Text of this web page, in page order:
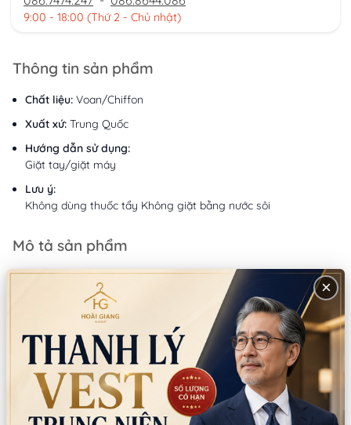
9:00 - 18:00 (Thứ 2 - Chủ nhật)
Thông tin sản phẩm
Chất liệu: Voan/Chiffon
Xuất xứ: Trung Quốc
Hướng dẫn sử dụng:
Giặt tay/giặt máy
Lưu ý:
Không dùng thuốc tẩy Không giặt bằng nước sôi
Mô tả sản phẩm
×